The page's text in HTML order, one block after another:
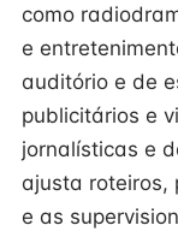
como
e
auditório e de
publicitários e
jornalísticas e
ajusta roteiros,
e as